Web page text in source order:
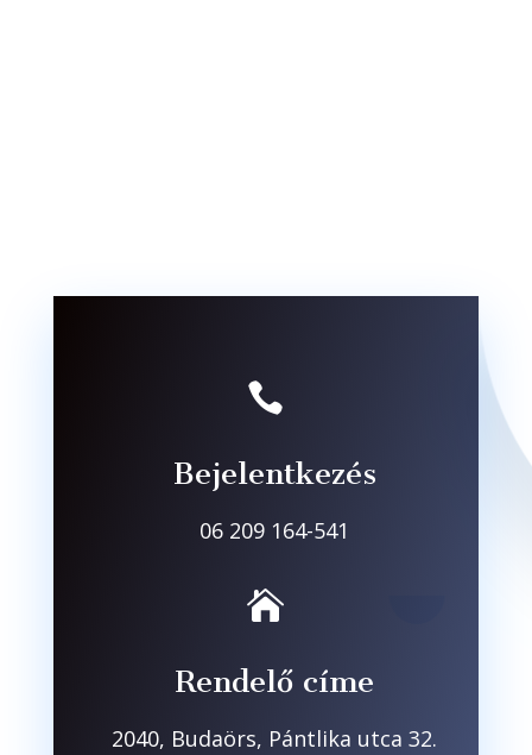

Bejelentkezés
06 209 164-541

Rendelő címe
2040, Budaörs, Pántlika utca 32.